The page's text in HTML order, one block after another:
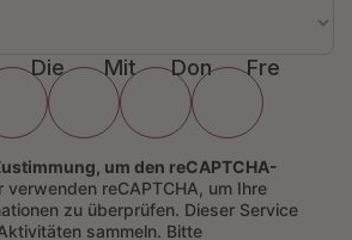
Die Mit Don Fre
um den reCAPTCHA-
verwenden reCAPTCHA, um Ihre
zu überprüfen. Dieser Service
sammeln. Bitte